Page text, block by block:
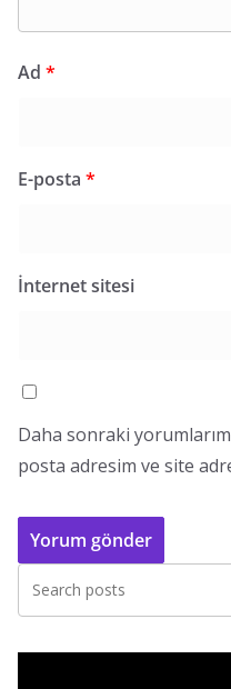
Ad *
E-posta *
İnternet sitesi
Daha sonraki
posta adresim ve site